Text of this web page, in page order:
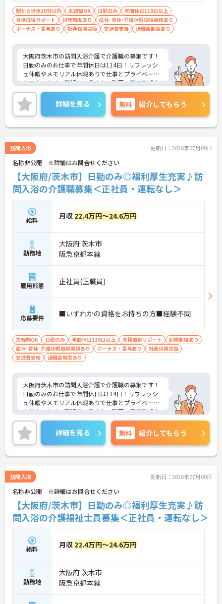
駅から徒歩10分以内 未経験OK 日勤のみ
年間休日110日以上
資格取得サポート
研修制度あり
産休･育休･介護休暇取得実績あり
ボーナス・賞与あり
社会保険完備 交通費支給 退職金制度あり
大阪府茨木市の訪問入浴介護で介護職の募集です！
日勤のみのお仕事で年間休日は114日！リフレッシ
ュ休暇やメモリアル休暇ありで仕事とプライベート
を両立しやすい職場です◎また、貯蓄・資産形成や
暮らしに関する福利厚生が充実！安心して長く働き
やすい環境が整っています♪各種研修制度や資格取
得支援制度はもちろん、年1回のキャリアチャレン
ジ制度もあり、働きながらスキルアップを目指せる
職場です！ご興味のある方は面接ポイントをお伝え
詳細を見る 無料 紹介してもらう
訪問入浴 更新日：2026年07月09日
名称非公開 ※詳細はお問合せください
【大阪府/茨木市】日勤のみ◎福利厚生充実♪訪
問入浴の介護職募集＜正社員・運転なし＞
給料 月収 22.4万円～24.6万円
勤務地
大阪府 茨木市
阪急京都本線
雇用形態 正社員(正職員)
応募要件 ■いずれかの資格をお持ちの方■経験不問
未経験OK 日勤のみ 年間休日110日以上 資格取得サポート
研修制度あり
産休･育休･介護休暇取得実績あり
ボーナス・賞与あり
社会保険完備
交通費支給
退職金制度あり
大阪府茨木市の訪問入浴介護で介護職の募集です！
日勤のみのお仕事で年間休日は114日！リフレッシ
ュ休暇やメモリアル休暇ありで仕事とプライベート
を両立しやすい職場です◎また、貯蓄・資産形成や
暮らしに関する福利厚生が充実！安心して長く働き
やすい環境が整っています♪各種研修制度や資格取
得支援制度はもちろん、年1回のキャリアチャレン
ジ制度もあり、働きながらスキルアップを目指せる
職場です！ご興味のある方は面接ポイントをお伝え
詳細を見る 無料 紹介してもらう
訪問入浴 更新日：2026年07月09日
名称非公開 ※詳細はお問合せください
【大阪府/茨木市】日勤のみ◎福利厚生充実♪訪
問入浴の介護福祉士員募集＜正社員・運転なし＞
給料 月収 22.4万円～24.6万円
勤務地
大阪府 茨木市
阪急京都本線